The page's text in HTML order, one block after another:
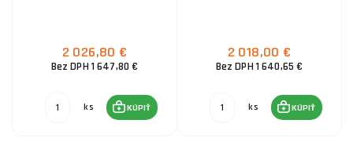
2 026,80 €
Bez DPH 1 647,80 €
ks KÚPIŤ
2 018,00 €
Bez DPH 1 640,65 €
ks KÚPIŤ